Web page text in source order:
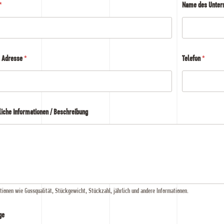
Name des
* Telefon*
Informationen / Beschreibung
wie Gussqualität, Stückgewicht, Stückzahl, jährlich und andere Informationen.